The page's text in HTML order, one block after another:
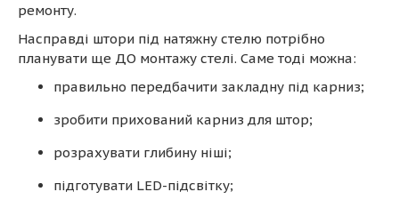
ремонту.
Насправді штори під натяжну стелю потрібно
планувати ще ДО монтажу стелі. Саме тоді можна:
правильно передбачити закладну під карниз;
зробити прихований карниз для штор;
розрахувати глибину ніші;
підготувати LED-підсвітку;